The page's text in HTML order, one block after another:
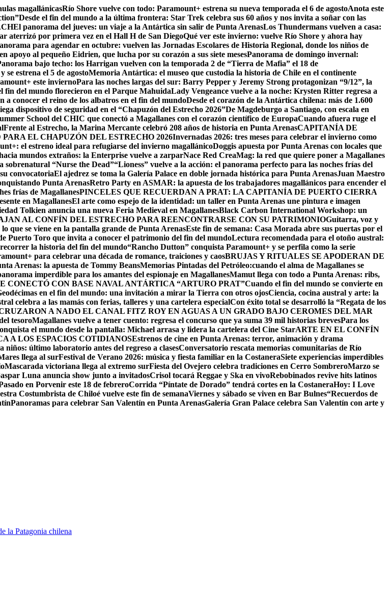
magallánicasRío Shore vuelve con todo: Paramount+ estrena su nueva temporada el 6 de agostoAnota este
Desde el fin del mundo a la última frontera: Star Trek celebra sus 60 años y nos invita a soñar con las
El panorama del jueves: un viaje a la Antártica sin salir de Punta ArenasLos Thundermans vuelven a casa:
aterrizó por primera vez en el Hall H de San DiegoQué ver este invierno: vuelve Río Shore y ahora hay
para agendar en octubre: vuelven las Jornadas Escolares de Historia Regional, donde los niños de
apoyo al pequeño Eidrien, que lucha por su corazón a sus siete mesesPanorama de domingo invernal:
bajo techo: los Harrigan vuelven con la temporada 2 de “Tierra de Mafia” el 18 de
estrena el 5 de agostoMemoria Antártica: el museo que custodia la historia de Chile en el continente
este inviernoPara las noches largas del sur: Barry Pepper y Jeremy Strong protagonizan “9/12”, la
fin del mundo florecieron en el Parque MahuidaLady Vengeance vuelve a la noche: Krysten Ritter regresa a
conocer el reino de los albatros en el fin del mundoDesde el corazón de la Antártica chilena: más de 1.600
dispositivo de seguridad en el “Chapuzón del Estrecho 2026”De Magdeburgo a Santiago, con escala en
School del CHIC que conectó a Magallanes con el corazón científico de EuropaCuando afuera ruge el
Frente al Estrecho, la Marina Mercante celebró 208 años de historia en Punta ArenasCAPITANÍA DE
EL CHAPUZÓN DEL ESTRECHO 2026Invernadas 2026: tres meses para celebrar el invierno como
el estreno ideal para refugiarse del invierno magallánicoDoggis apuesta por Punta Arenas con locales que
mundos extraños: la Enterprise vuelve a zarparNace Red CreaMag: la red que quiere poner a Magallanes
sobrenatural “Nurse the Dead”“Lioness” vuelve a la acción: el panorama perfecto para las noches frías del
convocatoriaEl ajedrez se toma la Galería Palace en doble jornada histórica para Punta ArenasJuan Maestro
Punta ArenasRetro Party en ASMAR: la apuesta de los trabajadores magallánicos para encender el
frías de MagallanesPINCELES QUE RECUERDAN A PRAT: LA CAPITANÍA DE PUERTO CIERRA
en MagallanesEl arte como espejo de la identidad: un taller en Punta Arenas une pintura e imagen
Tolkien anuncia una nueva Feria Medieval en MagallanesBlack Carbon International Workshop: un
AL CONFÍN DEL ESTRECHO PARA REENCONTRARSE CON SU PATRIMONIOGuitarra, voz y
que se viene en la pantalla grande de Punta ArenasEste fin de semana: Casa Morada abre sus puertas por el
Puerto Toro que invita a conocer el patrimonio del fin del mundoLectura recomendada para el otoño austral:
la historia del fin del mundo“Rancho Dutton” conquista Paramount+ y se perfila como la serie
para celebrar una década de romance, traiciones y caosBRUJAS Y RITUALES SE APODERAN DE
Arenas: la apuesta de Tommy BeansMemorias Pintadas del Petróleo:cuando el alma de Magallanes se
imperdible para los amantes del espionaje en MagallanesMamut llega con todo a Punta Arenas: ribs,
CONECTÓ CON BASE NAVAL ANTÁRTICA “ARTURO PRAT”Cuando el fin del mundo se convierte en
en el fin del mundo: una invitación a mirar la Tierra con otros ojosCiencia, cocina austral y arte: la
celebra a las mamás con ferias, talleres y una cartelera especialCon éxito total se desarrolló la “Regata de los
A NADO EL CANAL FITZ ROY EN AGUAS A UN GRADO BAJO CEROMES DEL MAR
tesoroMagallanes vuelve a tener cuento: regresa el concurso que ya suma 39 mil historias brevesPara los
el mundo desde la pantalla: Michael arrasa y lidera la cartelera del Cine StarARTE EN EL CONFÍN
A LOS ESPACIOS COTIDIANOSEstrenos de cine en Punta Arenas: terror, animación y drama
niños: último laboratorio antes del regreso a clasesConversatorio rescata memorias comunitarias de Río
llega al surFestival de Verano 2026: música y fiesta familiar en la CostaneraSiete experiencias imperdibles
Mascarada victoriana llega al extremo surFiesta del Ovejero celebra tradiciones en Cerro SombreroMarzo se
Luna anuncia show junto a invitadosCrisol tocará Reggae y Ska en vivoRebobinados revive hits latinos
en Porvenir este 18 de febreroCorrida “Píntate de Dorado” tendrá cortes en la CostaneraHoy: I Love
Costumbrista de Chiloé vuelve este fin de semanaViernes y sábado se viven en Bar Bulnes“Recuerdos de
Panoramas para celebrar San Valentín en Punta ArenasGalería Gran Palace celebra San Valentín con arte y
la Patagonia chilena